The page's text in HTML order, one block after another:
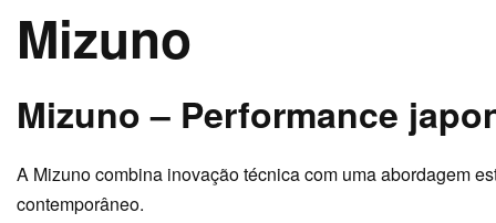
Mizuno
Mizuno – Performance
A Mizunocombina inovação técnica com uma abordagem
contemporâneo.